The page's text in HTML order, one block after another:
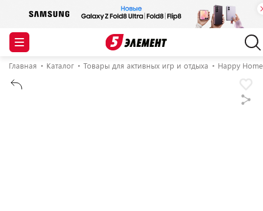
Главная Каталог Товары для активных игр и отдыха Happy Home